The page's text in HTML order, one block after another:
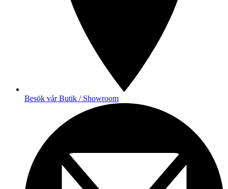
Besök vår Butik / Showroom